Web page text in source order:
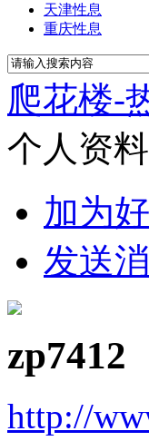
天津性息
重庆性息
爬花楼-
个人资料
加为
发送
zp7412
http://